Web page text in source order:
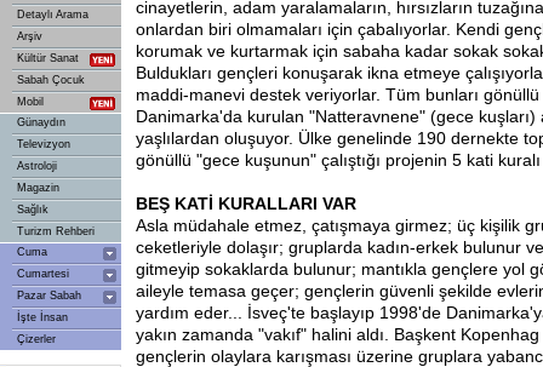
Detaylı Arama
Arşiv
Kültür Sanat
Sabah Çocuk
Mobil
Günaydın
Televizyon
Astroloji
Magazin
Sağlık
Turizm Rehberi
Cuma
Cumartesi
Pazar Sabah
İşte İnsan
Çizerler
cinayetlerin, adam yaralamaların, hırsızların
onlardan biri olmamaları için çabalıyorlar. Kendi
korumak ve kurtarmak için sabaha kadar sokak
Buldukları gençleri konuşarak ikna etmeye
maddi-manevi destek veriyorlar. Tüm bunları
Danimarka'da kurulan "Natteravnene" (gece kuşları)
yaşlılardan oluşuyor. Ülke genelinde 190 dernekte
gönüllü "gece kuşunun" çalıştığı projenin 5 kati
BEŞ KATİ KURALLARI VAR
Asla müdahale etmez, çatışmaya girmez; üç kişilik
ceketleriyle dolaşır; gruplarda kadın-erkek bulunur
gitmeyip sokaklarda bulunur; mantıkla gençlere yol
aileyle temasa geçer; gençlerin güvenli şekilde
yardım eder... İsveç'te başlayıp 1998'de
yakın zamanda "vakıf" halini aldı. Başkent
gençlerin olaylara karışması üzerine gruplara